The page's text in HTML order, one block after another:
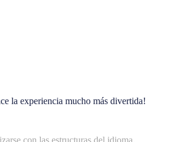
la experiencia mucho más divertida!
con las estructuras del idioma.